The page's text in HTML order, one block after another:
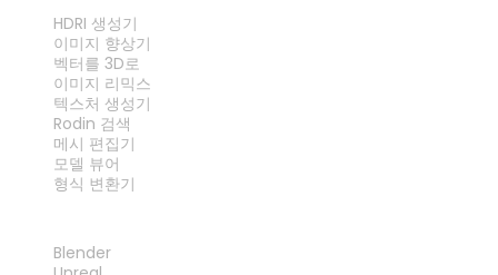
HDRI 생성기
이미지 향상기
벡터를 3D로
이미지 리믹스
텍스처 생성기
Rodin 검색
메시 편집기
모델 뷰어
형식 변환기
Blender